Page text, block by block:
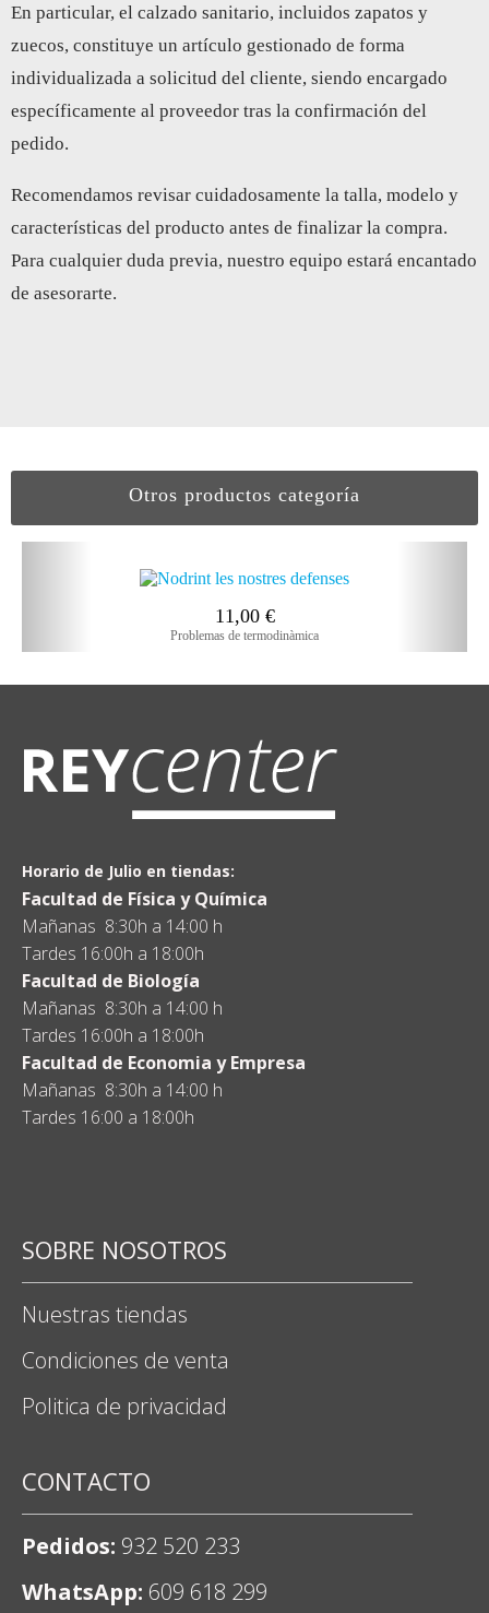
En particular, el calzado sanitario, incluidos zapatos y
zuecos, constituye un artículo gestionado de forma
individualizada a solicitud del cliente, siendo encargado
específicamente al proveedor tras la confirmación del
pedido.
Recomendamos revisar cuidadosamente la talla, modelo y
características del producto antes de finalizar la compra.
Para cualquier duda previa, nuestro equipo estará encantado
de asesorarte.
Otros productos categoría
11,00 €
Problemas de termodinàmica
Horario de Julio en tiendas:
Facultad de Física y Química
Mañanas 8:30h a 14:00 h
Tardes 16:00h a 18:00h
Facultad de Biología
Mañanas 8:30h a 14:00 h
Tardes 16:00h a 18:00h
Facultad de Economia y Empresa
Mañanas 8:30h a 14:00 h
Tardes 16:00 a 18:00h
SOBRE NOSOTROS
Nuestras tiendas
Condiciones de venta
Politica de privacidad
CONTACTO
Pedidos: 932 520 233
WhatsApp: 609 618 299